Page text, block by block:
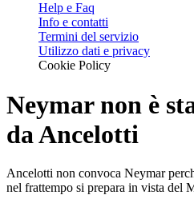
Help e Faq
Info e contatti
Termini del servizio
Utilizzo dati e privacy
Cookie Policy
Neymar non è
da Ancelotti
Ancelotti non convoca Neymar
nel frattempo si prepara in vista del